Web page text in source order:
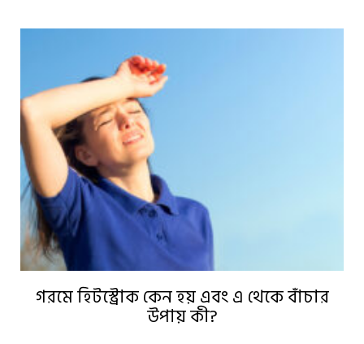
গরমে হিটস্ট্রোক কেন হয় এবং এ থেকে বাঁচার
উপায় কী?